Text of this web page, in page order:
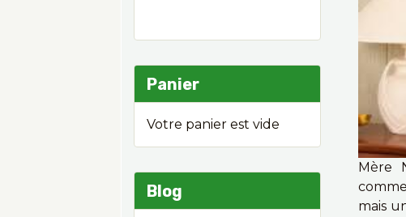
Mère
mais
Panier
Votre panier est vide
Blog